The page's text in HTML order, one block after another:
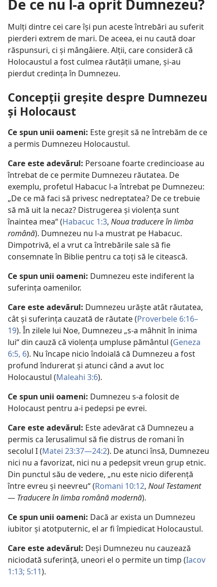
De ce nu l-a oprit Dumnezeu?
Mulți dintre cei care își pun aceste întrebări au suferit
pierderi extrem de mari. De aceea, ei nu caută doar
răspunsuri, ci și mângâiere. Alții, care consideră că
Holocaustul a fost culmea răutății umane, și-au
pierdut credința în Dumnezeu.
Concepții greșite despre Dumnezeu
și Holocaust
Ce spun unii oameni: Este greșit să ne întrebăm de ce
a permis Dumnezeu Holocaustul.
Care este adevărul: Persoane foarte credincioase au
întrebat de ce permite Dumnezeu răutatea. De
exemplu, profetul Habacuc l-a întrebat pe Dumnezeu:
„De ce mă faci să privesc nedreptatea? De ce trebuie
să mă uit la necaz? Distrugerea și violența sunt
înaintea mea“ (Habacuc 1:3, Noua traducere în limba
română). Dumnezeu nu l-a mustrat pe Habacuc.
Dimpotrivă, el a vrut ca întrebările sale să fie
consemnate în Biblie pentru ca toți să le citească.
Ce spun unii oameni: Dumnezeu este indiferent la
suferința oamenilor.
Care este adevărul: Dumnezeu urăște atât răutatea,
cât și suferința cauzată de răutate (Proverbele 6:16–
19). În zilele lui Noe, Dumnezeu „s-a mâhnit în inima
lui“ din cauză că violența umpluse pământul (Geneza
6:5, 6). Nu încape nicio îndoială că Dumnezeu a fost
profund îndurerat și atunci când a avut loc
Holocaustul (Maleahi 3:6).
Ce spun unii oameni: Dumnezeu s-a folosit de
Holocaust pentru a-i pedepsi pe evrei.
Care este adevărul: Este adevărat că Dumnezeu a
permis ca Ierusalimul să fie distrus de romani în
secolul I (Matei 23:37—24:2). De atunci însă, Dumnezeu
nici nu a favorizat, nici nu a pedepsit vreun grup etnic.
Din punctul său de vedere, „nu este nicio diferență
între evreu și neevreu“ (Romani 10:12, Noul Testament
— Traducere în limba română modernă).
Ce spun unii oameni: Dacă ar exista un Dumnezeu
iubitor și atotputernic, el ar fi împiedicat Holocaustul.
Care este adevărul: Deși Dumnezeu nu cauzează
niciodată suferință, uneori el o permite un timp (Iacov
1:13; 5:11).